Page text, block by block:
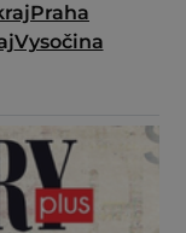
Praha
Vysočina